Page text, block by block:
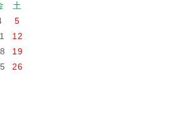
土
5
12
19
26